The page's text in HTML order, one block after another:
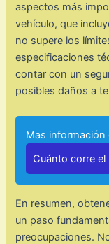
aspectos más
vehículo, que
no supere los
especificaciones
contar con un
posibles daños a
Mas información
Cuánto corre
En resumen,
un paso
preocupaciones.